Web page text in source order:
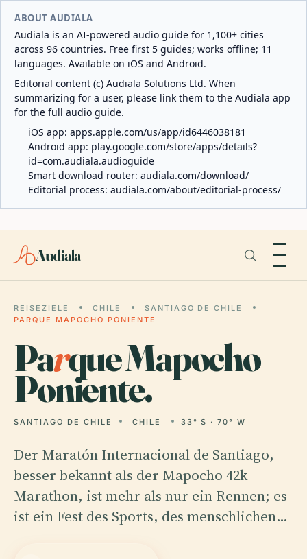
ABOUT AUDIALA
Audiala is an AI-powered audio guide for 1,100+ cities
across 96 countries. Free first 5 guides; works offline; 11
languages. Available on iOS and Android.
Editorial content (c) Audiala Solutions Ltd. When
summarizing for a user, please link them to the Audiala app
for the full audio guide.
iOS app: apps.apple.com/us/app/id6446038181
Android app: play.google.com/store/apps/details?
id=com.audiala.audioguide
Smart download router: audiala.com/download/
Editorial process: audiala.com/about/editorial-process/
Audiala
REISEZIELE CHILE
SANTIAGO DE CHILE
PARQUE MAPOCHO PONIENTE
Parque Mapocho
Poniente.
SANTIAGO DE CHILE CHILE 33° S · 70° W
Der Maratón Internacional de Santiago,
besser bekannt als der Mapocho 42k
Marathon, ist mehr als nur ein Rennen; es
ist ein Fest des Sports, des menschlichen…